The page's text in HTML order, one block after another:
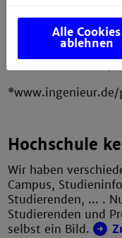
durchschnittlich
Ingenieure mit
Hochschule
Wir haben
Campus,
Studierenden, ... .
Studierenden und
selbst ein Bild.
Alle Cookies
ablehnen